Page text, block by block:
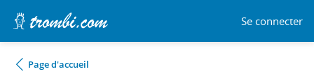
Se connecter
Page d'accueil